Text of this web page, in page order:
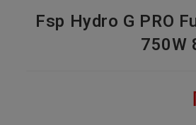
Fsp Hydro G PRO
750W